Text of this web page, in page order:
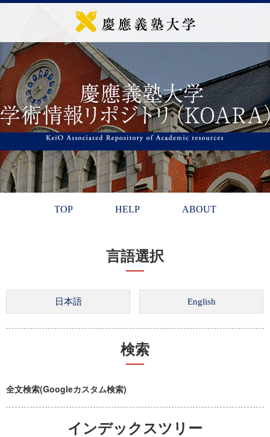
TOP HELP ABOUT
言語選択
検索
全文検索(Googleカスタム検索)
インデックスツリー